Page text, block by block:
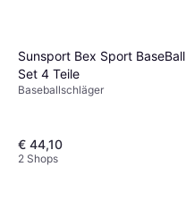
Sunsport Bex Sport BaseBall
Set 4 Teile
Baseballschläger
€ 44,10
2 Shops